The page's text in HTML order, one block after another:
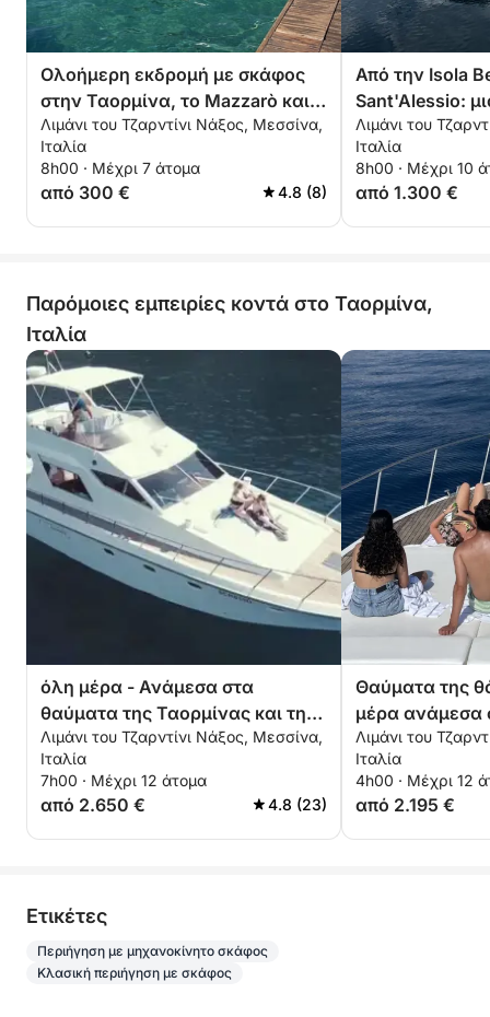
Ολοήμερη εκδρομή με σκάφος
στην Ταορμίνα, το Mazzarò και
το Sant'Alessio
Λιμάνι του Τζαρντίνι Νάξος, Μεσσίνα,
Ιταλία
8h00 · Μέχρι 7 άτομα
από 300 € 4.8 (8)
Από την Isola
Sant'Alessio:
εμπειρία με
Λιμάνι του
Ιταλία
8h00 · Μέχρι 10
από 1.300 €
Παρόμοιες εμπειρίες κοντά στο Ταορμίνα,
Ιταλία
όλη μέρα - Ανάμεσα στα
θαύματα της Ταορμίνας και της
Αίτνας
Λιμάνι του Τζαρντίνι Νάξος, Μεσσίνα,
Ιταλία
7h00 · Μέχρι 12 άτομα
από 2.650 € 4.8 (23)
Θαύματα της
μέρα ανάμεσα
Faraglioni και
Λιμάνι του
Ιταλία
4h00 · Μέχρι 12
από 2.195 €
Eτικέτες
Περιήγηση με μηχανοκίνητο σκάφος
Κλασική περιήγηση με σκάφος